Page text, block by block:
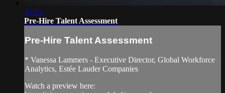
30:23
Pre-Hire Talent Assessment
Pre-Hire Talent Assessment
* Vanessa Lammers - Executive Director, Global Workforce
Analytics, Estée Lauder Companies
Watch a preview here: